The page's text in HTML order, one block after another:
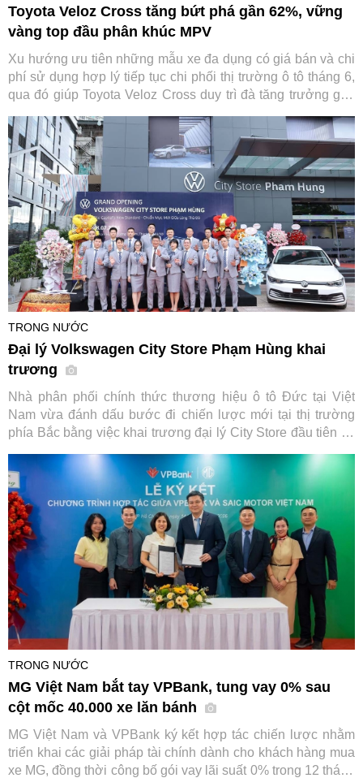
Toyota Veloz Cross tăng bứt phá gần 62%, vững
vàng top đầu phân khúc MPV
Xu hướng ưu tiên những mẫu xe đa dụng có giá bán và chi
phí sử dụng hợp lý tiếp tục chi phối thị trường ô tô tháng 6,
qua đó giúp Toyota Veloz Cross duy trì đà tăng trưởng gần
TRONG NƯỚC
Đại lý Volkswagen City Store Phạm Hùng khai
trương
Nhà phân phối chính thức thương hiệu ô tô Đức tại Việt
Nam vừa đánh dấu bước đi chiến lược mới tại thị trường
phía Bắc bằng việc khai trương đại lý City Store đầu tiên tại
dụng cho loạt dòng xe chủ lực.
TRONG NƯỚC
MG Việt Nam bắt tay VPBank, tung vay 0% sau
cột mốc 40.000 xe lăn bánh
MG Việt Nam và VPBank ký kết hợp tác chiến lược nhằm
triển khai các giải pháp tài chính dành cho khách hàng mua
xe MG, đồng thời công bố gói vay lãi suất 0% trong 12 tháng